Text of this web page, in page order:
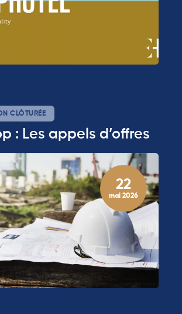
CLÔTURÉE
: Les appels d’offres
22
mai 2026